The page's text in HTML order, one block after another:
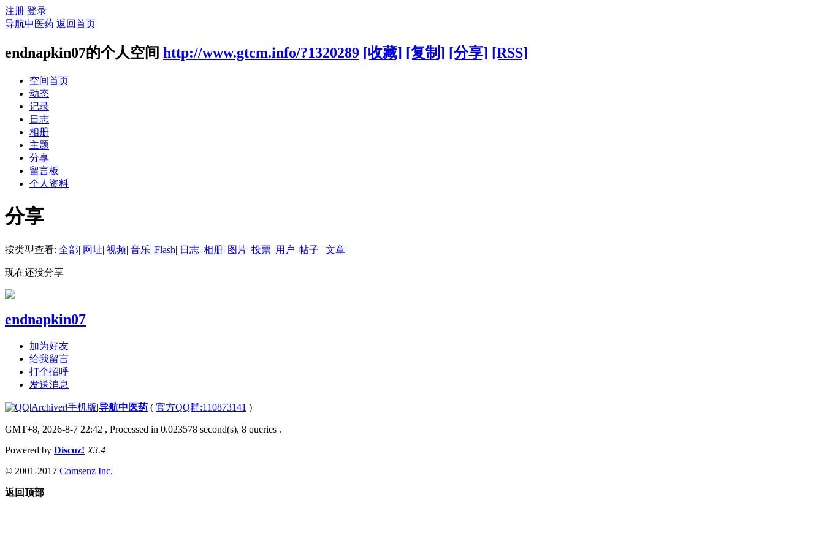
注册 登录
导航中医药 返回首页
endnapkin07的个人空间 http://www.gtcm.info/?1320289 [收藏] [复制] [分享] [RSS]
空间首页
动态
记录
日志
相册
主题
分享
留言板
个人资料
分享
按类型查看: 全部| 网址| 视频| 音乐| Flash| 日志| 相册| 图片| 投票| 用户| 帖子 | 文章
现在还没分享
endnapkin07
加为好友
给我留言
打个招呼
发送消息
|Archiver|手机版|导航中医药 ( 官方QQ群:110873141 )
GMT+8, 2026-8-7 22:42 , Processed in 0.023578 second(s), 8 queries .
Powered by Discuz! X3.4
© 2001-2017 Comsenz Inc.
返回顶部